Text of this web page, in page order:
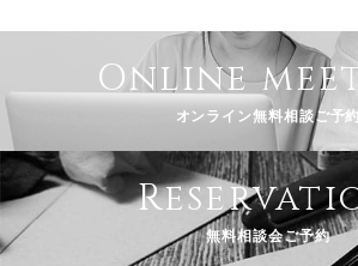
Online
オンライン無料相談ご予約
無料相談会ご予約